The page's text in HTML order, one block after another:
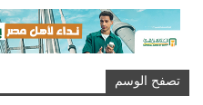
تصفح الوسم